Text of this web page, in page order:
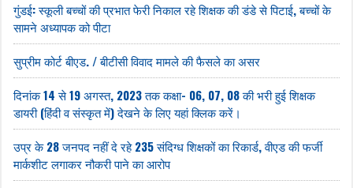
गुंडई: स्कूली बच्चों की प्रभात फेरी निकाल रहे शिक्षक की डंडे से पिटाई, बच्चों के
सामने अध्यापक को पीटा
सुप्रीम कोर्ट बीएड. / बीटीसी विवाद मामले की फैसले का असर
दिनांक 14 से 19 अगस्त, 2023 तक कक्षा- 06, 07, 08 की भरी हुई शिक्षक
डायरी (हिंदी व संस्कृत में) देखने के लिए यहां क्लिक करें।
उप्र के 28 जनपद नहीं दे रहे 235 संदिग्ध शिक्षकों का रिकार्ड, वीएड की फर्जी
मार्कशीट लगाकर नौकरी पाने का आरोप